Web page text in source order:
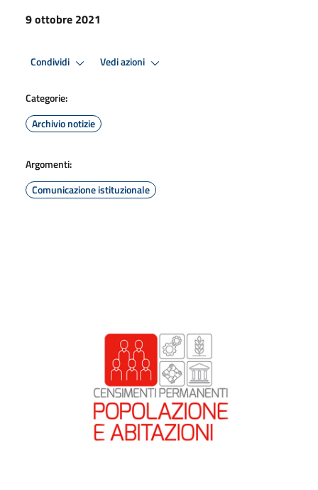
9 ottobre 2021
Condividi Vedi azioni
Categorie:
Archivio notizie
Argomenti:
Comunicazione istituzionale